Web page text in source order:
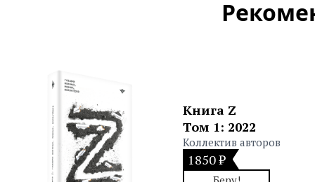
Книга Z
Том 1: 2022
Коллектив авторов
1850 ₽